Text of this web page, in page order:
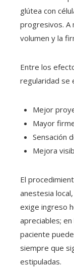
glútea con
progresivos. A
volumen y la
Entre los
regularidad se
Mejor
Mayor
Sensación
Mejora
El
anestesia
exige ingreso
apreciables;
paciente
siempre que
estipuladas.